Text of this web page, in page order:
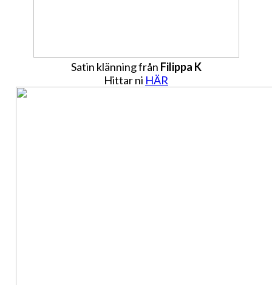
Satin klänning från Filippa K
Hittar ni HÄR